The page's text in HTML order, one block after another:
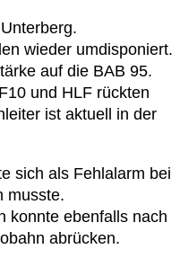
wieder umdisponiert.
auf die BAB 95.
und HLF rückten
ist aktuell in der
sich als Fehlalarm bei
musste.
konnte ebenfalls nach
abrücken.